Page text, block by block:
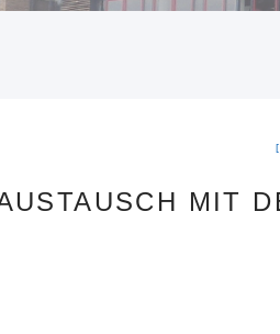
MIT